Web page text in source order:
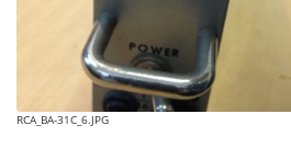
RCA_BA-31C_6.JPG